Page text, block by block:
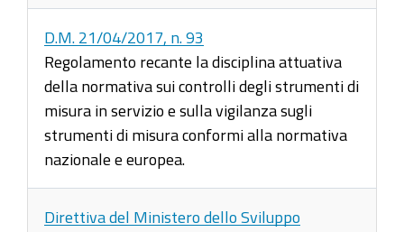
D.M. 21/04/2017, n. 93
Regolamento recante la disciplina attuativa
della normativa sui controlli degli strumenti di
misura in servizio e sulla vigilanza sugli
strumenti di misura conformi alla normativa
nazionale e europea.
Direttiva del Ministero dello Sviluppo